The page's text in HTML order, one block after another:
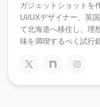
ガジェットショットを
UI/UXデザイナー。英
て北海道へ移住し、理
味を満喫するべく試行